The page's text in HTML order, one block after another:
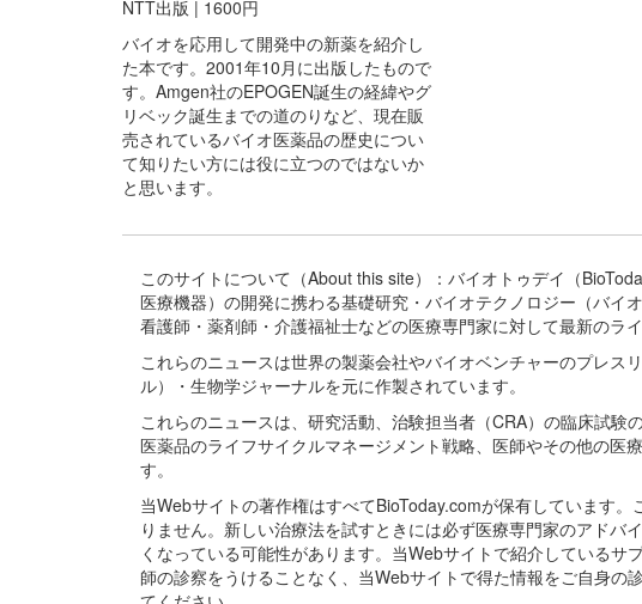
NTT出版 | 1600円
バイオを応用して開発中の新薬を紹介し
た本です。2001年10月に出版したもので
す。Amgen社のEPOGEN誕生の経緯やグ
リベック誕生までの道のりなど、現在販
売されているバイオ医薬品の歴史につい
て知りたい方には役に立つのではないか
と思います。
このサイトについて（About this site）：バイオトゥデイ（
医療機器）の開発に携わる基礎研究・バイオテクノロジー（バ
看護師・薬剤師・介護福祉士などの医療専門家に対して最新のラ
これらのニュースは世界の製薬会社やバイオベンチャーのプレ
ル）・生物学ジャーナルを元に作製されています。
これらのニュースは、研究活動、治験担当者（CRA）の臨床試
医薬品のライフサイクルマネージメント戦略、医師やその他の
す。
当Webサイトの著作権はすべてBioToday.comが保有しています
りません。新しい治療法を試すときには必ず医療専門家のアド
くなっている可能性があります。当Webサイトで紹介している
師の診察をうけることなく、当Webサイトで得た情報をご自身